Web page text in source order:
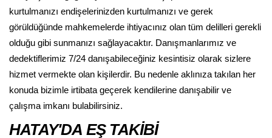
kurtulmanızı endişelerinizden kurtulmanızı ve gerek
görüldüğünde mahkemelerde ihtiyacınız olan tüm delilleri gerekli
olduğu gibi sunmanızı sağlayacaktır. Danışmanlarımız ve
dedektiflerimiz 7/24 danışabileceğiniz kesintisiz olarak sizlere
hizmet vermekte olan kişilerdir. Bu nedenle aklınıza takılan her
konuda bizimle irtibata geçerek kendilerine danışabilir ve
çalışma imkanı bulabilirsiniz.
HATAY'DA EŞ TAKİBİ